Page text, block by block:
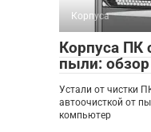
Корпуса
Корпуса ПК
пыли:
Устали от чистки
автоочисткой от
компьютер